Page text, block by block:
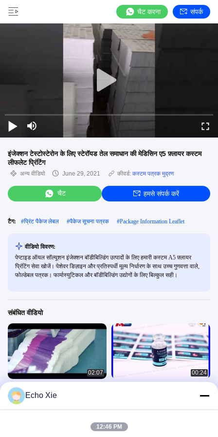
चैट करना संपर्क
इंजेक्शन टेस्टोस्टेरोन के लिए स्टेरॉयड तेल समाधान की मेडिसिन ए5 फ़्लायर कस्टम
लीफलेट प्रिंटिंग
अन्य वीडियो June 29, 2021 कीवर्ड: कस्टम पत्रक मुद्रण
चैट हमसे संपर्क करें
टैग: #प्रिंट पैकेज लेबल #पैकेज सूचना पत्रक #Package Information Leaflet
वीडियो विवरण:
पेप्टाइड ऑयल सॉल्यूशन इंजेक्शन बॉडीबिल्डिंग उत्पादों के लिए हमारी कस्टम A5 फ़्लायर
प्रिंटिंग सेवा खोजें। पेशेवर डिज़ाइन और प्रतिस्पर्धी मूल्य निर्धारण के साथ उच्च गुणवत्ता वाले,
फोल्डेबल पत्रक। फार्मास्युटिकल और बॉडीबिल्डिंग उद्योगों के लिए बिल्कुल सही।
संबंधित वीडियो
02:07
शीशी लेबल प्रिंटिंग, 10ml लेबल डिज़ाइन,
www.viallabel.com
Steroids Labels Printing
00:24
Echo Xie
12:46 PM